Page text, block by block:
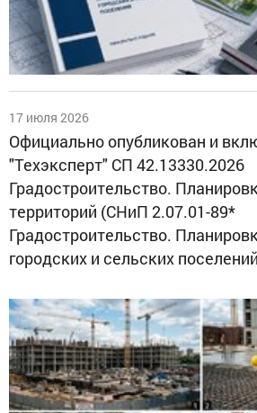
17 июля 2026
Официально опубликован и
"Техэксперт" СП 42.13330.2026
Градостроительство.
территорий (СНиП 2.07.01-89*
Градостроительство.
городских и сельских